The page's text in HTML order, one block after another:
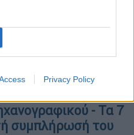
Privacy Policy
- Τα 7
συμπλήρωσή του